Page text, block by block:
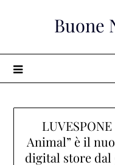
Buone
Animal” è il
digital store dal